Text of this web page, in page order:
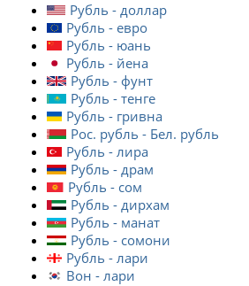
Рубль - доллар
Рубль - евро
Рубль - юань
Рубль - йена
Рубль - фунт
Рубль - тенге
Рубль - гривна
Рос. рубль - Бел. рубль
Рубль - лира
Рубль - драм
Рубль - сом
Рубль - дирхам
Рубль - манат
Рубль - сомони
Рубль - лари
Вон - лари